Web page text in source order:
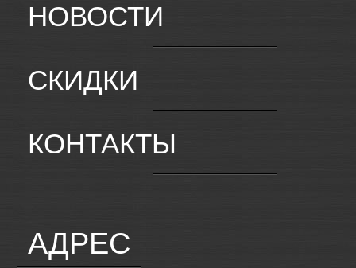
НОВОСТИ
СКИДКИ
КОНТАКТЫ
АДРЕС